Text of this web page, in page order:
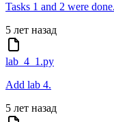
Tasks 1 and 2 were done.
5 лет назад
lab_4_1.py
Add lab 4.
5 лет назад